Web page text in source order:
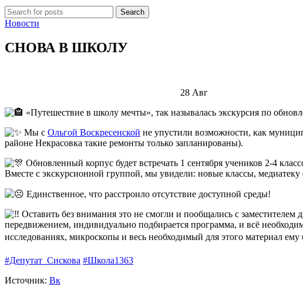
Search
Новости
СНОВА В ШКОЛУ
28 Авг
«Путешествие в школу мечты», так называлась экскурсия по
Мы с Ольгой Воскресенской не упустили возможности, как
районе Некрасовка такие ремонты только запланированы).
Обновленный корпус будет встречать 1 сентября учеников 2-4
Вместе с экскурсионной группой, мы увидели: новые классы,
Единственное, что расстроило отсутствие доступной среды!
Оставить без внимания это не смогли и пообщались с заместителем
передвижением, индивидуально подбирается программа, и всё
исследованиях, микроскопы и весь необходимый для этого материал ему
#Депутат_Сискова #Школа1363
Источник: Вк